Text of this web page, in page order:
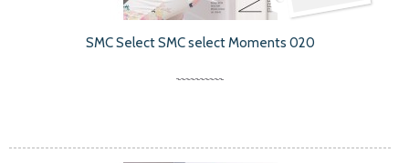
SMC Select SMC select Moments 020